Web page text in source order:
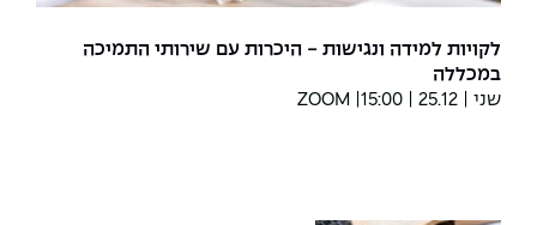
לקויות למידה ונגישות - היכרות עם שירותי התמיכה
במכללה
שני | 25.12 | 15:00| ZOOM